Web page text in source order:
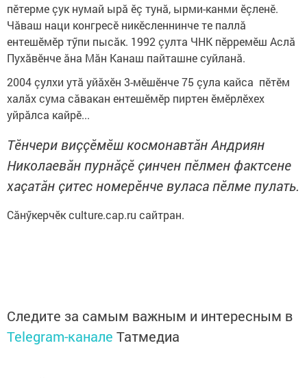
пĕтерме çук нумай ырă ĕç тунă, ырми-канми ĕçленĕ.
Чăваш наци конгресĕ никĕсленнинче те паллă
ентешĕмĕр тӳпи пысăк. 1992 çулта ЧНК пĕрремĕш Аслă
Пухăвĕнче ăна Мăн Канаш пайташне суйланă.
2004 çулхи утă уйăхĕн 3-мĕшĕнче 75 çула кайса пĕтĕм
халăх сума сăвакан ентешĕмĕр пиртен ĕмĕрлĕхех
уйрăлса кайрĕ...
Тĕнчери виççĕмĕш космонавтăн Андриян
Николаевăн пурнăçĕ çинчен пĕлмен фактсене
хаçатăн çитес номерĕнче вуласа пĕлме пулать.
Сăнӳкерчӗк culture.cap.ru сайтран.
Следите за самым важным и интересным в
Telegram-канале Татмедиа